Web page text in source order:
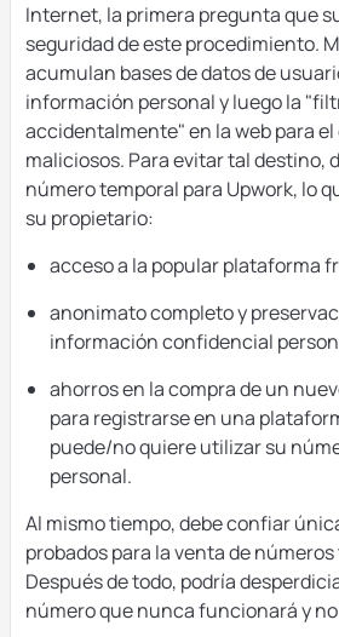
Internet, la primera pregunta que
seguridad de este procedimiento.
acumulan bases de datos de
información personal y luego la
accidentalmente" en la web para
maliciosos. Para evitar tal destino,
número temporal para Upwork, lo
su propietario:
acceso a la popular plataforma
anonimato completo y
información confidencial
ahorros en la compra de un
para registrarse en una
puede/no quiere utilizar su
personal.
Al mismo tiempo, debe confiar
probados para la venta de
Después de todo, podría
número que nunca funcionará y